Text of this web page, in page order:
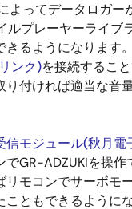
よってデータロガー
ルプレーヤーライブ
るようになります。
ンク)を接続するこ
り付ければ適当な音
信モジュール(秋月電
でGR-ADZUKIを操作
リモコンでサーボモ
ともできるようにな